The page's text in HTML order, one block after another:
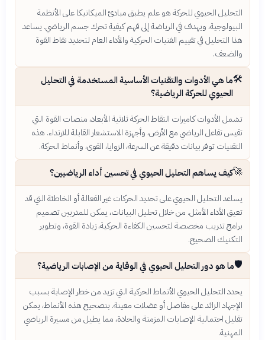
التحليل الحيوي للحركة هو علم يطبق مبادئ الميكانيكا على الأنظمة
البيولوجية، ويهدف في الرياضة إلى فهم كيفية تحرك جسم الرياضي. يساعد
هذا التحليل في تقييم الفنيات الحركية والأداء العام لتحديد نقاط القوة
والضعف.
🛠️ما هي الأدوات والتقنيات الأساسية المستخدمة في التحليل
الحيوي للحركة الرياضية؟
تشمل الأدوات كاميرات التقاط الحركة ثلاثية الأبعاد، منصات القوة التي
تقيس تفاعل الرياضي مع الأرض، وأجهزة الاستشعار القابلة للارتداء. هذه
التقنيات توفر بيانات دقيقة عن السرعة، الزوايا، القوى، وأنماط الحركة.
🚀كيف يساهم التحليل الحيوي في تحسين أداء الرياضيين؟
يساعد التحليل الحيوي على تحديد الحركات غير الفعالة أو الخاطئة التي قد
تعيق الأداء الأمثل. من خلال تحليل البيانات، يمكن للمدربين تصميم
برامج تدريب مخصصة لتحسين الكفاءة الحركية، زيادة القوة، وتطوير
التكنيك الصحيح.
🛡️ما هو دور التحليل الحيوي في الوقاية من الإصابات الرياضية؟
يحدد التحليل الحيوي الأنماط الحركية التي تزيد من خطر الإصابة بسبب
الإجهاد الزائد على مفاصل أو عضلات معينة. بتصحيح هذه الأنماط، يمكن
تقليل احتمالية الإصابات المزمنة والحادة، مما يطيل من مسيرة الرياضي
المهنية.